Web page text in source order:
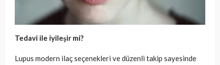
Tedavi ile iyileşir mi?
Lupus modern ilaç seçenekleri ve düzenli takip sayesinde